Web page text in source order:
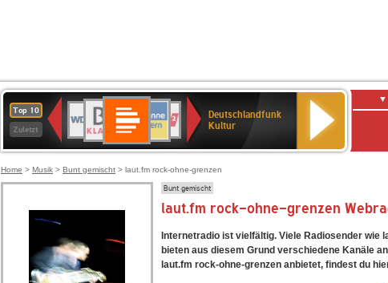
Top 10
Zuletzt
Deutschlandfunk
80er
90er
OLDIE
ANTENNE
SWR3
4
BR-
KLASSIK
Deutschlandfunk
Kultur
ANTENNE
BAYERN
SWR
Kultur
NDR
2
Deutschlandfunk
Kultur
Home > Musik > Bunt gemischt > laut.fm rock-ohne-grenzen
Bunt gemischt
laut.fm rock-ohne-grenzen
Internetradio ist vielfältig. Viele Radiosender wie
bieten aus diesem Grund verschiedene Kanäle
laut.fm rock-ohne-grenzen anbietet, findest du